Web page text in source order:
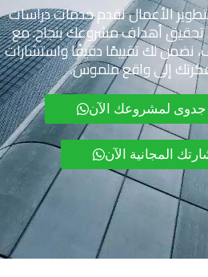
الأعمال نقدم خدمات دراسات
تحقيق أهداف مشروعك بنجاح. مع
لك تقييمًا دقيقًا واستشارات
إلى واقع ملموس.
لمشروعك الآن
المجانية الآن